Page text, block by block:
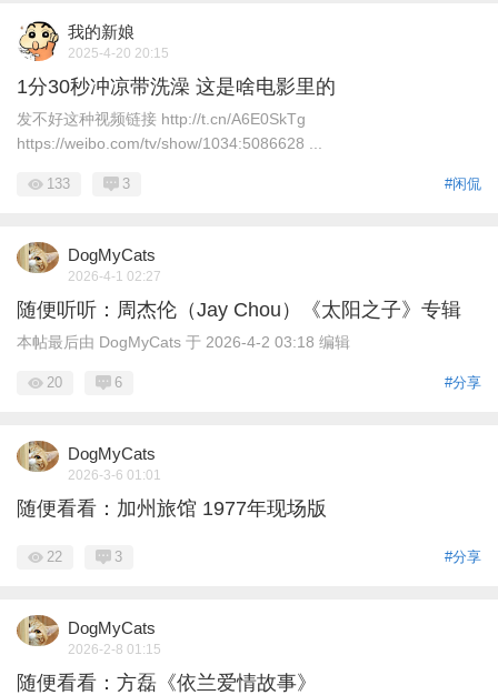
我的新娘
2025-4-20 20:15
1分30秒冲凉带洗澡 这是啥电影里的
发不好这种视频链接 http://t.cn/A6E0SkTg
https://weibo.com/tv/show/1034:5086628 ...
#闲侃
133 3
DogMyCats
2026-4-1 02:27
随便听听：周杰伦（Jay Chou）《太阳之子》专辑
本帖最后由 DogMyCats 于 2026-4-2 03:18 编辑
#分享
20 6
DogMyCats
2026-3-6 01:01
随便看看：加州旅馆 1977年现场版
#分享
22 3
DogMyCats
2026-2-8 01:15
随便看看：方磊《依兰爱情故事》